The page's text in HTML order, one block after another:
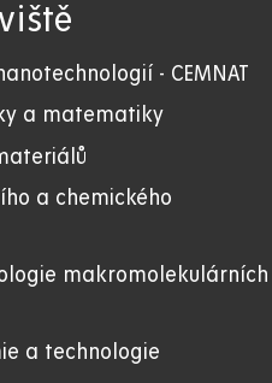
- CEMNAT
a matematiky
a chemického
makromolekulárních
a technologie